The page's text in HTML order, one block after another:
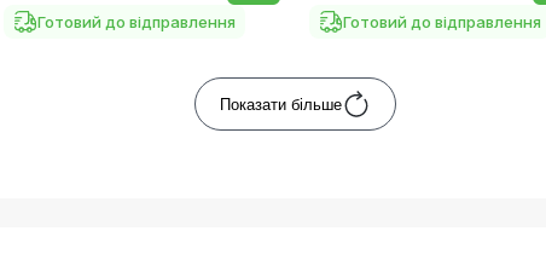
Готовий до відправлення Готовий до відправлення
Показати більше